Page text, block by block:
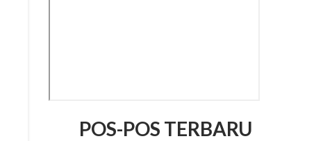
POS-POS TERBARU